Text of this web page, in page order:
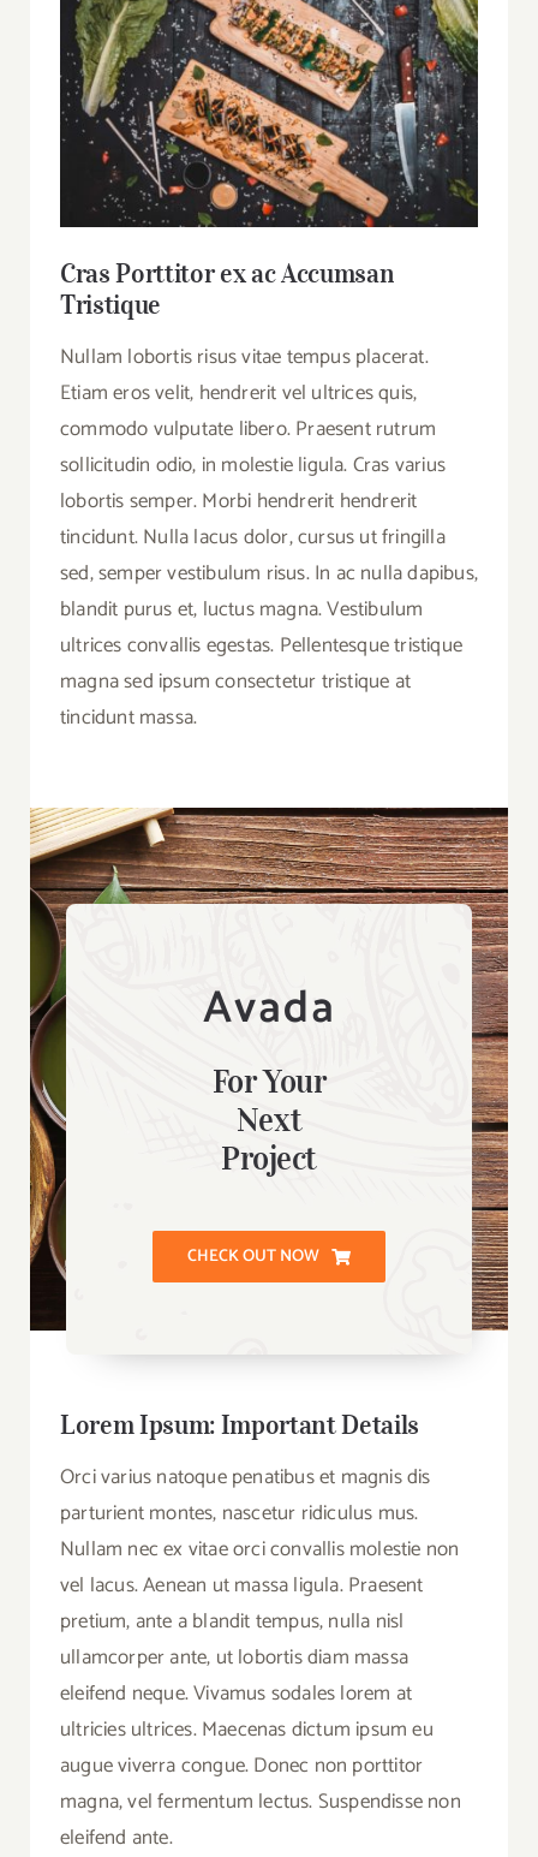
Cras Porttitor ex ac Accumsan
Tristique
Nullam lobortis risus vitae tempus placerat.
Etiam eros velit, hendrerit vel ultrices quis,
commodo vulputate libero. Praesent rutrum
sollicitudin odio, in molestie ligula. Cras varius
lobortis semper. Morbi hendrerit hendrerit
tincidunt. Nulla lacus dolor, cursus ut fringilla
sed, semper vestibulum risus. In ac nulla dapibus,
blandit purus et, luctus magna. Vestibulum
ultrices convallis egestas. Pellentesque tristique
magna sed ipsum consectetur tristique at
tincidunt massa.
Avada
For Your
Next
Project
CHECK OUT NOW
Lorem Ipsum: Important Details
Orci varius natoque penatibus et magnis dis
parturient montes, nascetur ridiculus mus.
Nullam nec ex vitae orci convallis molestie non
vel lacus. Aenean ut massa ligula. Praesent
pretium, ante a blandit tempus, nulla nisl
ullamcorper ante, ut lobortis diam massa
eleifend neque. Vivamus sodales lorem at
ultricies ultrices. Maecenas dictum ipsum eu
augue viverra congue. Donec non porttitor
magna, vel fermentum lectus. Suspendisse non
eleifend ante.